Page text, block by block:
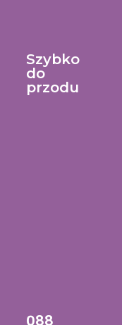
Szybko
do
przodu
088